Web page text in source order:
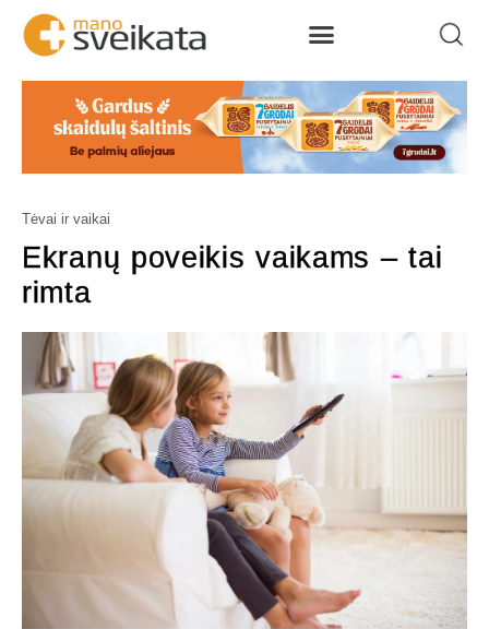
Tėvai ir vaikai
Ekranų poveikis vaikams – tai
rimta